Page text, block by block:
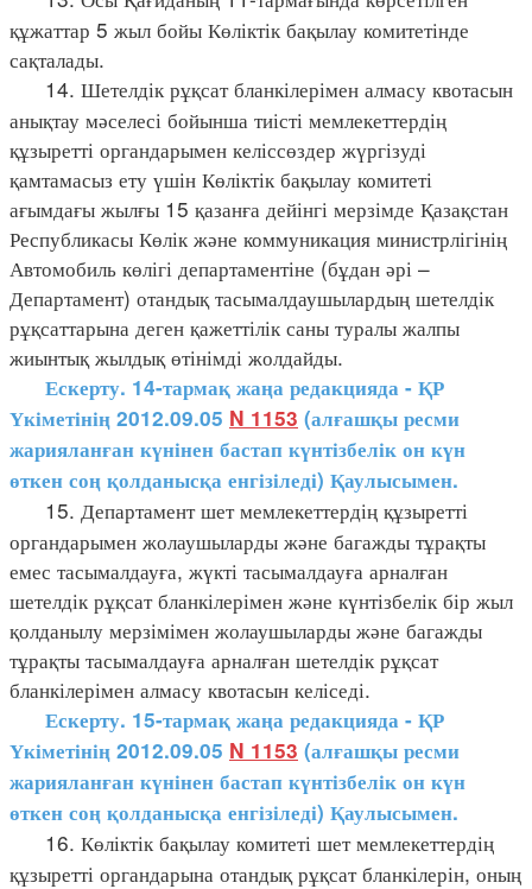
құжаттар 5 жыл бойы Көліктік бақылау комитетінде
сақталады.
14. Шетелдік рұқсат бланкілерімен алмасу квотасын
анықтау мәселесі бойынша тиісті мемлекеттердің
құзыретті органдарымен келіссөздер жүргізуді
қамтамасыз ету үшін Көліктік бақылау комитеті
ағымдағы жылғы 15 қазанға дейінгі мерзімде Қазақстан
Республикасы Көлік және коммуникация министрлігінің
Автомобиль көлігі департаментіне (бұдан әрі –
Департамент) отандық тасымалдаушылардың шетелдік
рұқсаттарына деген қажеттілік саны туралы жалпы
жиынтық жылдық өтінімді жолдайды.
Ескерту. 14-тармақ жаңа редакцияда - ҚР
Үкіметінің 2012.09.05 N 1153 (алғашқы ресми
жарияланған күнінен бастап күнтізбелік он күн
өткен соң қолданысқа енгізіледі) Қаулысымен.
15. Департамент шет мемлекеттердің құзыретті
органдарымен жолаушыларды және багажды тұрақты
емес тасымалдауға, жүкті тасымалдауға арналған
шетелдік рұқсат бланкілерімен және күнтізбелік бір жыл
қолданылу мерзімімен жолаушыларды және багажды
тұрақты тасымалдауға арналған шетелдік рұқсат
бланкілерімен алмасу квотасын келіседі.
Ескерту. 15-тармақ жаңа редакцияда - ҚР
Үкіметінің 2012.09.05 N 1153 (алғашқы ресми
жарияланған күнінен бастап күнтізбелік он күн
өткен соң қолданысқа енгізіледі) Қаулысымен.
16. Көліктік бақылау комитеті шет мемлекеттердің
құзыретті органдарына отандық рұқсат бланкілерін, оның